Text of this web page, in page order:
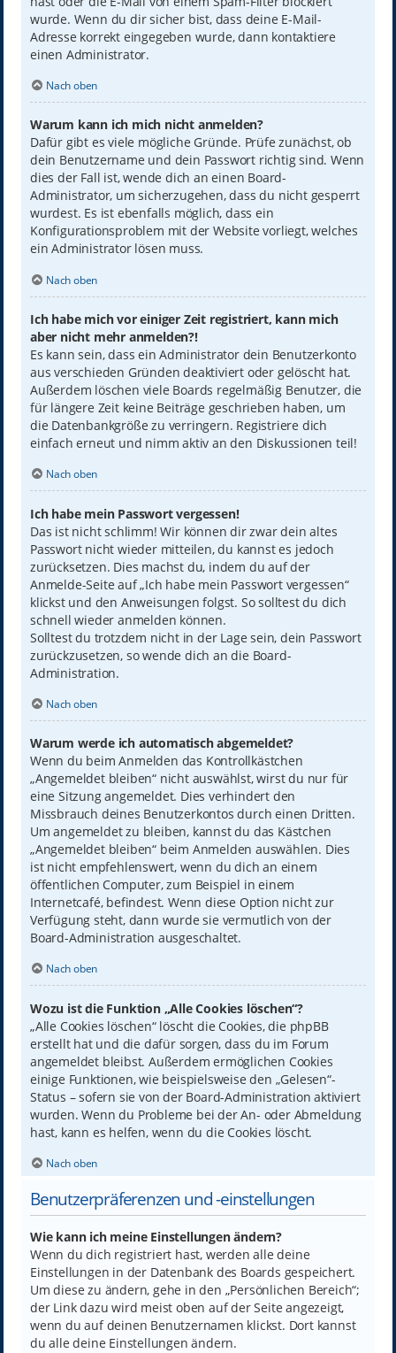
wurde. Wenn du dir sicher bist, dass deine E-Mail-
Adresse korrekt eingegeben wurde, dann kontaktiere
einen Administrator.
Nach oben
Warum kann ich mich nicht anmelden?
Dafür gibt es viele mögliche Gründe. Prüfe zunächst, ob
dein Benutzername und dein Passwort richtig sind. Wenn
dies der Fall ist, wende dich an einen Board-
Administrator, um sicherzugehen, dass du nicht gesperrt
wurdest. Es ist ebenfalls möglich, dass ein
Konfigurationsproblem mit der Website vorliegt, welches
ein Administrator lösen muss.
Nach oben
Ich habe mich vor einiger Zeit registriert, kann mich
aber nicht mehr anmelden?!
Es kann sein, dass ein Administrator dein Benutzerkonto
aus verschieden Gründen deaktiviert oder gelöscht hat.
Außerdem löschen viele Boards regelmäßig Benutzer, die
für längere Zeit keine Beiträge geschrieben haben, um
die Datenbankgröße zu verringern. Registriere dich
einfach erneut und nimm aktiv an den Diskussionen teil!
Nach oben
Ich habe mein Passwort vergessen!
Das ist nicht schlimm! Wir können dir zwar dein altes
Passwort nicht wieder mitteilen, du kannst es jedoch
zurücksetzen. Dies machst du, indem du auf der
Anmelde-Seite auf „Ich habe mein Passwort vergessen“
klickst und den Anweisungen folgst. So solltest du dich
schnell wieder anmelden können.
Solltest du trotzdem nicht in der Lage sein, dein Passwort
zurückzusetzen, so wende dich an die Board-
Administration.
Nach oben
Warum werde ich automatisch abgemeldet?
Wenn du beim Anmelden das Kontrollkästchen
„Angemeldet bleiben“ nicht auswählst, wirst du nur für
eine Sitzung angemeldet. Dies verhindert den
Missbrauch deines Benutzerkontos durch einen Dritten.
Um angemeldet zu bleiben, kannst du das Kästchen
„Angemeldet bleiben“ beim Anmelden auswählen. Dies
ist nicht empfehlenswert, wenn du dich an einem
öffentlichen Computer, zum Beispiel in einem
Internetcafé, befindest. Wenn diese Option nicht zur
Verfügung steht, dann wurde sie vermutlich von der
Board-Administration ausgeschaltet.
Nach oben
Wozu ist die Funktion „Alle Cookies löschen“?
„Alle Cookies löschen“ löscht die Cookies, die phpBB
erstellt hat und die dafür sorgen, dass du im Forum
angemeldet bleibst. Außerdem ermöglichen Cookies
einige Funktionen, wie beispielsweise den „Gelesen“-
Status – sofern sie von der Board-Administration aktiviert
wurden. Wenn du Probleme bei der An- oder Abmeldung
hast, kann es helfen, wenn du die Cookies löscht.
Nach oben
Benutzerpräferenzen und -einstellungen
Wie kann ich meine Einstellungen ändern?
Wenn du dich registriert hast, werden alle deine
Einstellungen in der Datenbank des Boards gespeichert.
Um diese zu ändern, gehe in den „Persönlichen Bereich“;
der Link dazu wird meist oben auf der Seite angezeigt,
wenn du auf deinen Benutzernamen klickst. Dort kannst
du alle deine Einstellungen ändern.